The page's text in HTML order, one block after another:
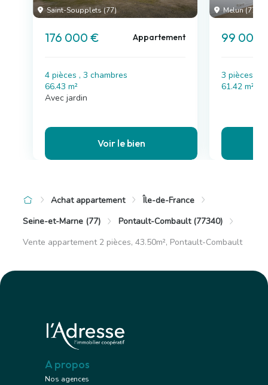
Saint-Soupplets (77)
176 000 € Appartement
4 pièces , 3 chambres
66.43 m²
Avec jardin
Voir le bien
Melun (77)
99 000
3 pièces , 2
61.42 m²
Achat appartement
Île-de-France
Seine-et-Marne (77)
Pontault-Combault (77340)
Vente appartement 2 pièces, 43.50m², Pontault-Combault
A propos
Nos agences